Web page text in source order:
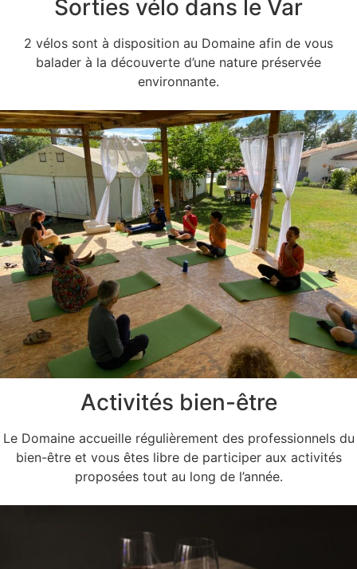
Sorties vélo dans le Var
2 vélos sont à disposition au Domaine afin de vous
balader à la découverte d’une nature préservée
environnante.
Activités bien-être
Le Domaine accueille régulièrement des professionnels du
bien-être et vous êtes libre de participer aux activités
proposées tout au long de l’année.